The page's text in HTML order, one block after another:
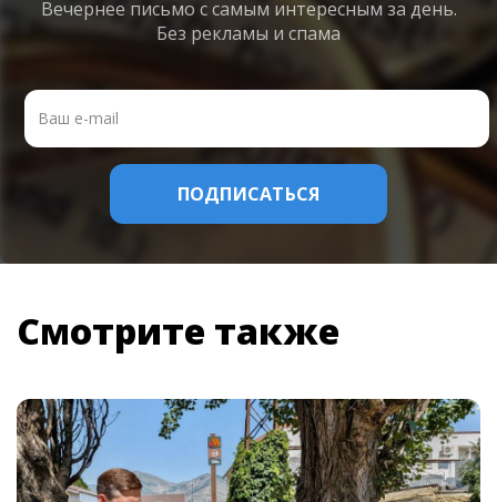
Вечернее письмо с самым интересным за день.
Без рекламы и спама
Смотрите также